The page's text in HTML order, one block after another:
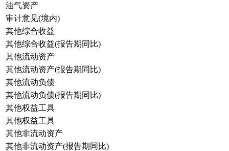
油气资产
审计意见(境内)
其他综合收益
其他综合收益(报告期同比)
其他流动资产
其他流动资产(报告期同比)
其他流动负债
其他流动负债(报告期同比)
其他权益工具
其他权益工具
其他非流动资产
其他非流动资产(报告期同比)